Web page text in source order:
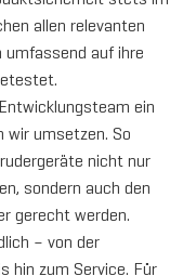
allen relevanten
umfassend auf ihre
ein
wir umsetzen. So
nicht nur
sondern auch den
gerecht werden.
– von der
hin zum Service. Für